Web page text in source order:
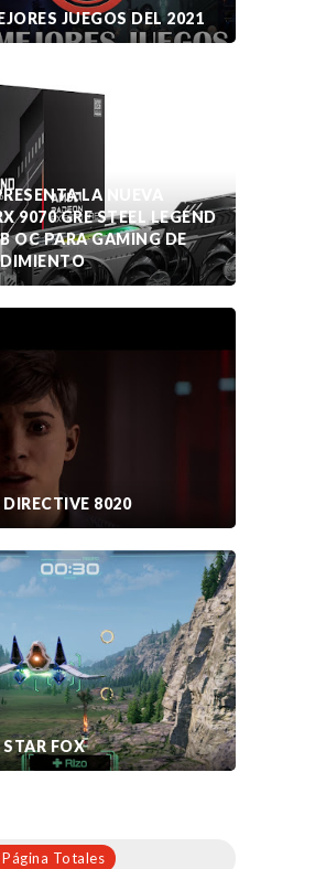
JUEGOS DEL 2021
LA NUEVA
9070 GRE STEEL LEGEND
OC PARA GAMING DE
8020
FOX
Totales